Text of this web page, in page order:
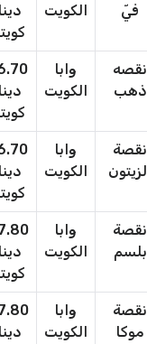
فيّ
الكويت
نقصه
ذهب
وابا
الكويت
نقصة
الزيتون
وابا
الكويت
نقصة
بلسم
وابا
الكويت
نقصة
موكا
وابا
الكويت